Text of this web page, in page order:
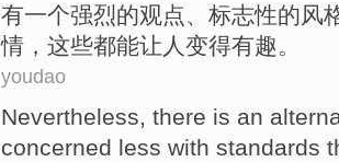
有一个强烈的观点 标志性的风
情，这些都能让 人 变得有趣 。
youdao
Nevertheless, there is an
concerned less with standards